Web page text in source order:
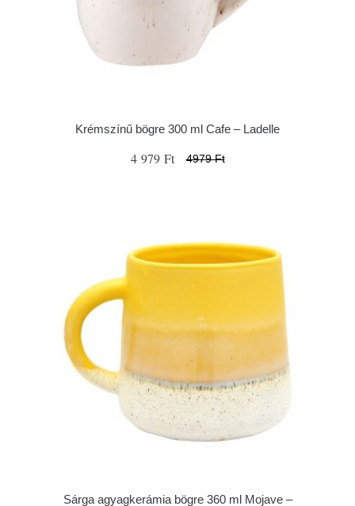
Krémszínű bögre 300 ml Cafe – Ladelle
4 979 Ft 4979 Ft
Sárga agyagkerámia bögre 360 ml Mojave –